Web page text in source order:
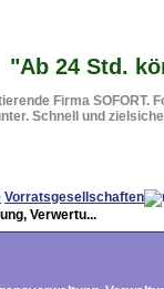
"Ab 24 Std.
Firma SOFORT.
Schnell und
Vorratsgesellschaften
Verwertu...